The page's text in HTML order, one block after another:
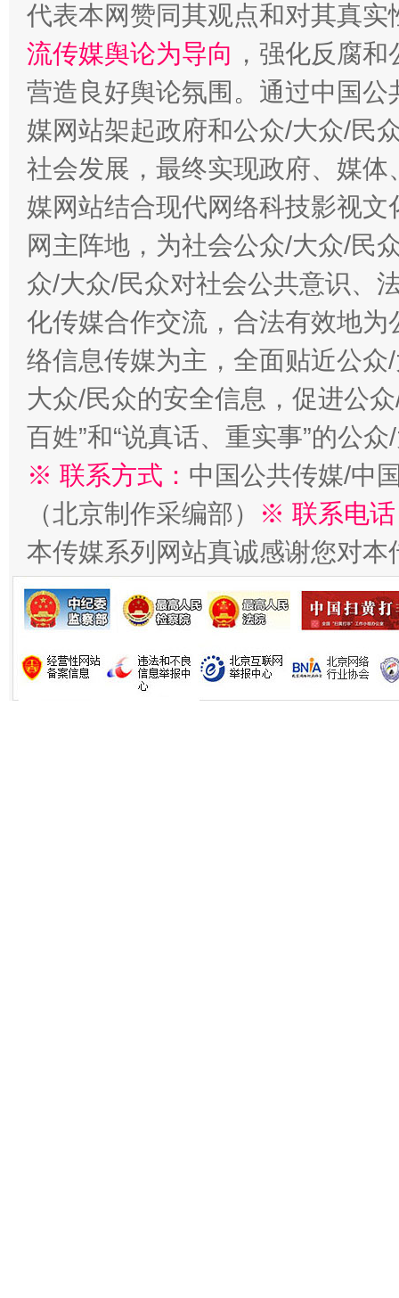
这是一记警钟！ 谢
在谋一域中谋全局
今
习近平的博鳌关键词
魏明亮
代表本网赞同其观点和对其真实
流传媒舆论为导向 ，强化反腐
营造良好舆论氛围。通过中国
媒网站架起政府和公众/大众/民
社会发展，最终实现政府、媒
媒网站结合现代网络科技影视
网主阵地，为社会公众/大众/民
众/大众/民众对社会公共意识、
化传媒合作交流，合法有效地
络信息传媒为主，全面贴近公
大众/民众的安全信息，促进公
百姓”和“说真话、重实事”的公
※ 联系方式： 中国公共传媒/中
（北京制作采编部）
※ 联系电
本传媒系列网站真诚感谢您对